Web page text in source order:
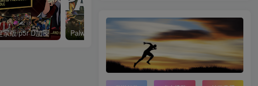
家版/p5r D加密 Palworld / 幻兽帕鲁